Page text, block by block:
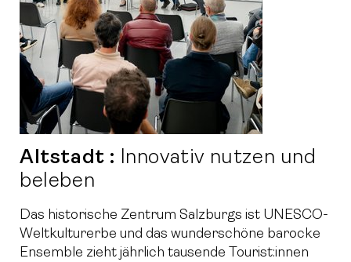
Altstadt : Innovativ nutzen und
beleben
Das historische Zentrum Salzburgs ist UNESCO-
Weltkulturerbe und das wunderschöne barocke
Ensemble zieht jährlich tausende Tourist:innen